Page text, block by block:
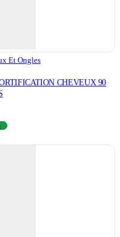
Et Ongles
CHEVEUX 90